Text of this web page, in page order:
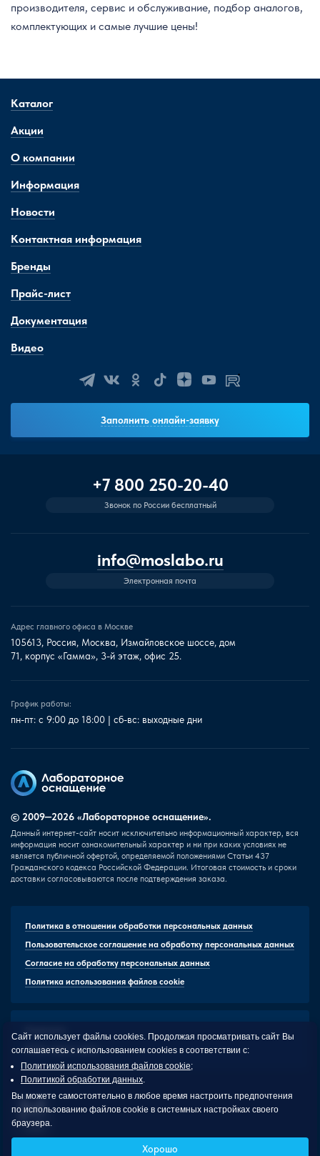
производителя, сервис и обслуживание, подбор аналогов,
комплектующих и самые лучшие цены!
Каталог
Акции
О компании
Информация
Новости
Контактная информация
Бренды
Прайс-лист
Документация
Видео
Заполнить онлайн-заявку
+7 800 250-20-40
Звонок по России бесплатный
info@moslabo.ru
Электронная почта
Адрес главного офиса в Москве
105613, Россия, Москва, Измайловское шоссе, дом
71, корпус «Гамма», 3-й этаж, офис 25.
График работы:
пн-пт: с 9:00 до 18:00 | сб-вс: выходные дни
© 2009—2026 «Лабораторное оснащение».
Данный интернет-сайт носит исключительно информационный характер, вся
информация носит ознакомительный характер и ни при каких условиях не
является публичной офертой, определяемой положениями Статьи 437
Гражданского кодекса Российской Федерации. Итоговая стоимость и сроки
доставки согласовываются после подтверждения заказа.
Политика в отношении обработки персональных данных
Пользовательское соглашение на обработку персональных данных
Согласие на обработку персональных данных
Политика использования файлов cookie
Реквизиты
HTML-карта сайта
Сайт использует файлы cookies. Продолжая просматривать сайт Вы
соглашаетесь с использованием cookies в соответствии с:
Политикой использования файлов cookie;
Политикой обработки данных.
Вы можете самостоятельно в любое время настроить предпочтения
по использованию файлов cookie в системных настройках своего
браузера.
Хорошо